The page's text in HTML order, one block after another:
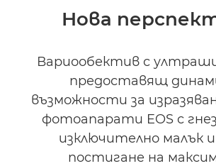
Нова
Вариообектив с
предоставящ
възможности за
фотоапарати EOS с
изключително малък и
постигане на